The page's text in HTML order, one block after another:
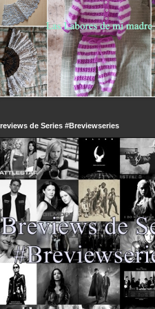
de Series #Breviewseries